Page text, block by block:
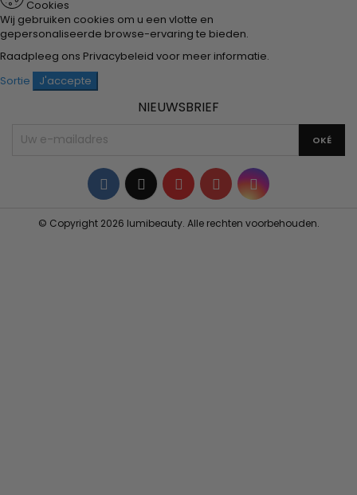
Cookies
Wij gebruiken cookies om u een vlotte en
gepersonaliseerde browse-ervaring te bieden.
Raadpleeg ons Privacybeleid voor meer informatie.
Sortie
J'accepte
NIEUWSBRIEF
Facebook
TwitterYouTubePinterestInstagram
© Copyright 2026 lumibeauty. Alle rechten voorbehouden.